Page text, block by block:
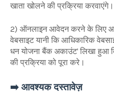
खाता खोलने की प्रक्रिया करवाएंगे।
2) ऑनलाइन आवेदन करने के लिए
वेबसाइट यानी कि आधिकारिक
धन योजना बैंक अकाउंट' लिखा हुआ
की प्रक्रिया को पूरा करे।
➡️ आवश्यक दस्तावेज़